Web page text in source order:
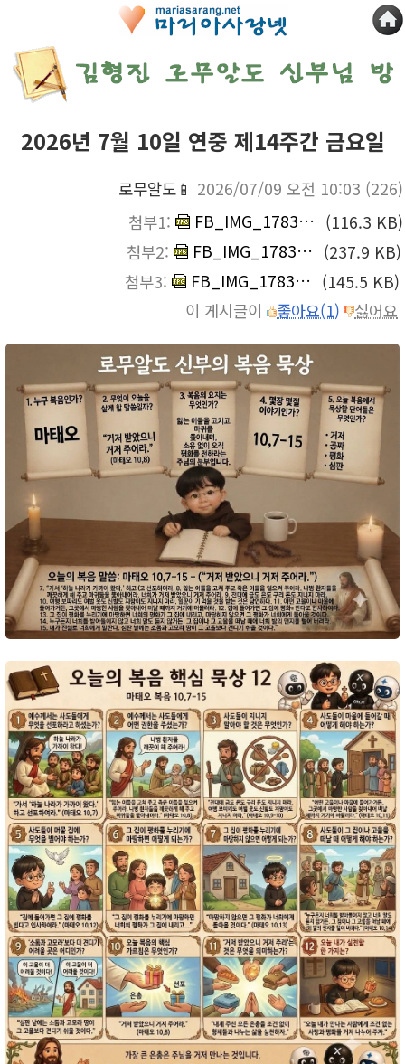
2026년 7월 10일 연중 제14주간 금요일
로무알도📱 2026/07/09 오전 10:03 (226)
첨부1:
FB_IMG_1783558749570.jpg (116.3 KB)
첨부2:
FB_IMG_1783558755091.jpg (237.9 KB)
첨부3:
FB_IMG_1783558760624.jpg (145.5 KB)
이 게시글이
좋아요(1) 싫어요